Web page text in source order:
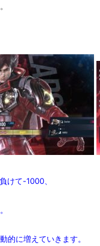
けて-1000、
的に増えていきます。